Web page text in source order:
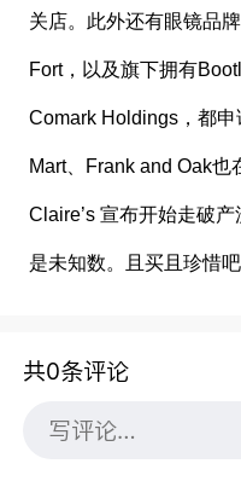
关店。此外还有眼镜品
Fort，以及旗下拥有
Comark Holdings，都
Mart、Frank and Oak也
Claire’s 宣布开始走破
是未知数。且买且珍惜
共0条评论